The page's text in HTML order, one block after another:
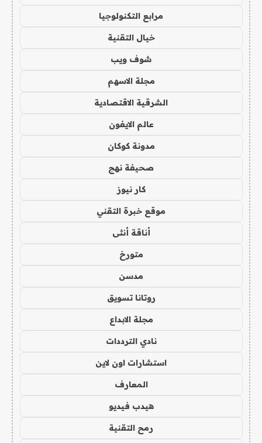
مرابع التكنولوجيا
خيال التقنية
شوف ويب
مجلة الاسهم
الشرقية الاقتصادية
عالم الايفون
مدونة كوكان
صحيفة نهج
كار نيوز
موقع خبرة التقني
أناقة أنثى
متورخ
مدسن
روتانا تسويق
مجلة الابداع
نادي الترددات
استشارات اون لاين
المعارف
هيدب فيديو
رمح التقنية